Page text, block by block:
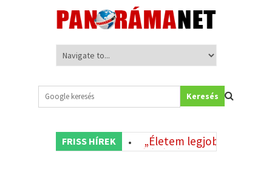
Keresés
FRISS HÍREK
az elit iskolában •
„Életem legjobb döntése”
• Rögeszméjévé vált az ügy – vádat